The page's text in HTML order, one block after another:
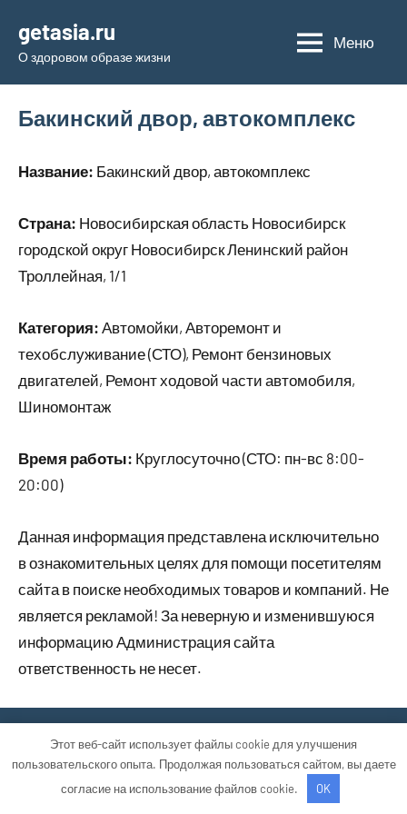
содержимому
getasia.ru
О здоровом образе жизни
Меню
Бакинский двор, автокомплекс
Название: Бакинский двор, автокомплекс
Страна: Новосибирская область Новосибирск
городской округ Новосибирск Ленинский район
Троллейная, 1/1
Категория: Автомойки, Авторемонт и
техобслуживание (СТО), Ремонт бензиновых
двигателей, Ремонт ходовой части автомобиля,
Шиномонтаж
Время работы: Круглосуточно (СТО: пн-вс 8:00-
20:00)
Данная информация представлена исключительно
в ознакомительных целях для помощи посетителям
сайта в поиске необходимых товаров и компаний. Не
является рекламой! За неверную и изменившуюся
информацию Администрация сайта
ответственность не несет.
Тема WordPress: Occasio от ThemeZee.
Этот веб-сайт использует файлы cookie для улучшения
пользовательского опыта. Продолжая пользоваться сайтом, вы даете
согласие на использование файлов cookie.
OK